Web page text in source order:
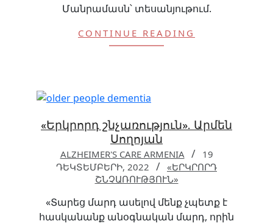
Մանրամասն՝ տեսանյութում.
CONTINUE READING
«Երկրորդ շնչառություն». Արմեն
Սողոյան
ALZHEIMER'S CARE ARMENIA
19
ԴԵԿՏԵՄԲԵՐԻ, 2022
«ԵՐԿՐՈՐԴ
ՇՆՉԱՌՈՒԹՅՈՒՆ»
«Տարեց մարդ ասելով մենք չպետք է
հասկանանք անօգնական մարդ, որին